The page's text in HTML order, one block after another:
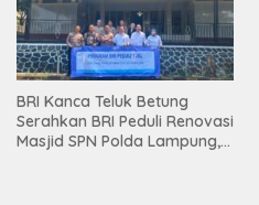
BRI Kanca Teluk Betung
Serahkan BRI Peduli Renovasi
Masjid SPN Polda Lampung,